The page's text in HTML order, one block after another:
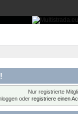
Nur registrierte
oder registriere einen